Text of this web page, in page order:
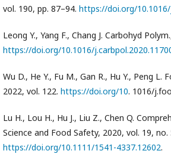
vol. 190, pp. 87–94. https://doi.org/
Leong Y., Yang F., Chang J. Carbohyd
https://doi.org/10.1016/
Wu D., He Y., Fu M., Gan R., Hu Y., Peng L.
2022, vol. 122. https://doi.org/10. 1016/
Lu H., Lou H., Hu J., Liu Z., Chen Q.
Science and Food Safety, 2020, vol. 19, no.
https://doi.org/10.1111/1541-4337.12602.